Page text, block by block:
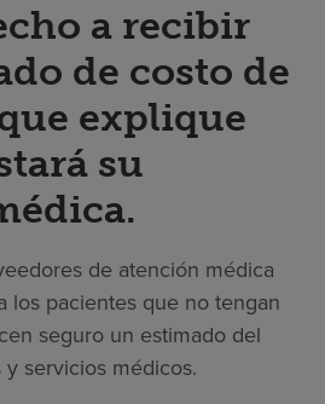
a recibir
de costo de
explique
su
de atención médica
los pacientes que no tengan
seguro un estimado del
servicios médicos.